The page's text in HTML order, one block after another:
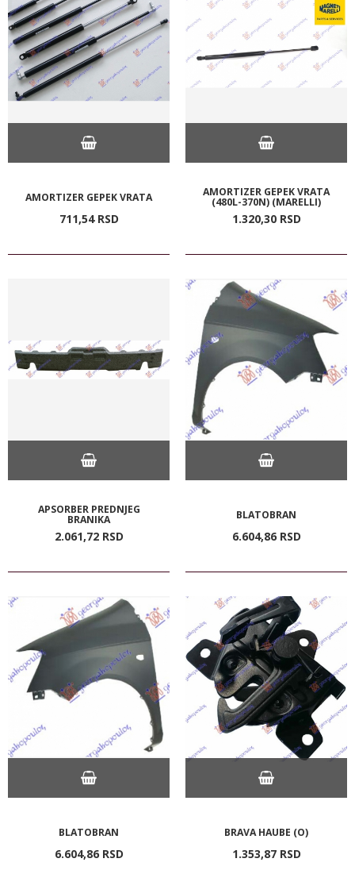
AMORTIZER GEPEK VRATA
711,54 RSD
AMORTIZER GEPEK VRATA
(480L-370N) (MARELLI)
1.320,30 RSD
APSORBER PREDNJEG
BRANIKA
2.061,72 RSD
BLATOBRAN
6.604,86 RSD
BLATOBRAN
6.604,86 RSD
BRAVA HAUBE (O)
1.353,87 RSD